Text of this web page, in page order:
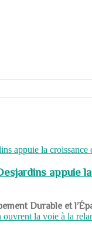
appuie
Durable et